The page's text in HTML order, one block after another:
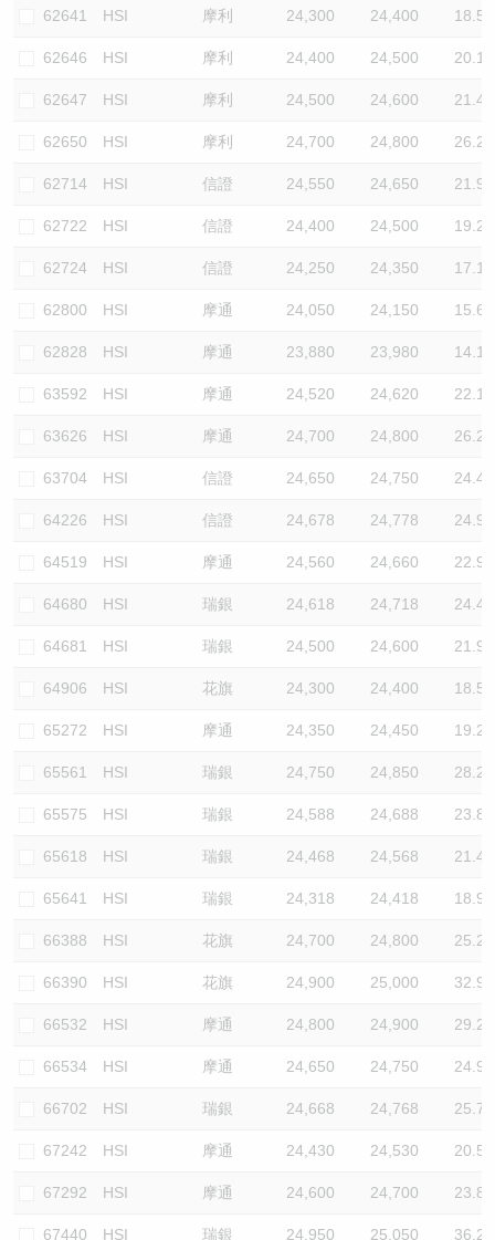
62641 HSI 摩利 24,300 24,400 18.5
62646 HSI 摩利 24,400 24,500 20.1
62647 HSI 摩利 24,500 24,600 21.4
62650 HSI 摩利 24,700 24,800 26.2
62714 HSI 信證 24,550 24,650 21.9
62722 HSI 信證 24,400 24,500 19.2
62724 HSI 信證 24,250 24,350 17.1
62800 HSI 摩通 24,050 24,150 15.6
62828 HSI 摩通 23,880 23,980 14.1
63592 HSI 摩通 24,520 24,620 22.1
63626 HSI 摩通 24,700 24,800 26.2
63704 HSI 信證 24,650 24,750 24.4
64226 HSI 信證 24,678 24,778 24.9
64519 HSI 摩通 24,560 24,660 22.9
64680 HSI 瑞銀 24,618 24,718 24.4
64681 HSI 瑞銀 24,500 24,600 21.9
64906 HSI 花旗 24,300 24,400 18.5
65272 HSI 摩通 24,350 24,450 19.2
65561 HSI 瑞銀 24,750 24,850 28.2
65575 HSI 瑞銀 24,588 24,688 23.8
65618 HSI 瑞銀 24,468 24,568 21.4
65641 HSI 瑞銀 24,318 24,418 18.9
66388 HSI 花旗 24,700 24,800 25.2
66390 HSI 花旗 24,900 25,000 32.9
66532 HSI 摩通 24,800 24,900 29.2
66534 HSI 摩通 24,650 24,750 24.9
66702 HSI 瑞銀 24,668 24,768 25.7
67242 HSI 摩通 24,430 24,530 20.5
67292 HSI 摩通 24,600 24,700 23.8
67440 HSI 瑞銀 24,950 25,050 36.2